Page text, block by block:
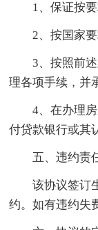
1、保证按
2、按国家
3、按照前
理各项手续，并
4、在办理
付贷款银行或其
五、违约责
该协议签订
约。如有违约失